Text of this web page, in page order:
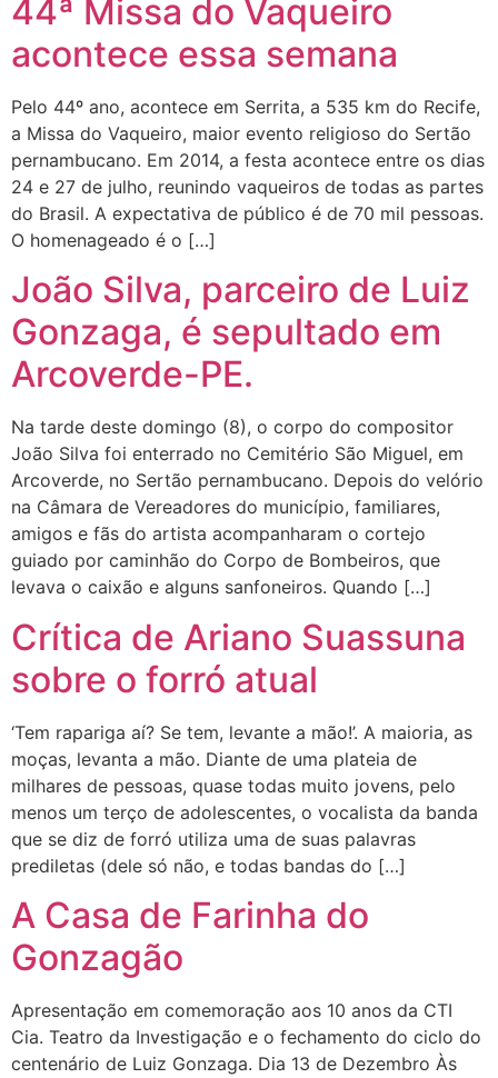
44ª Missa do Vaqueiro
acontece essa semana
Pelo 44º ano, acontece em Serrita, a 535 km do Recife,
a Missa do Vaqueiro, maior evento religioso do Sertão
pernambucano. Em 2014, a festa acontece entre os dias
24 e 27 de julho, reunindo vaqueiros de todas as partes
do Brasil. A expectativa de público é de 70 mil pessoas.
O homenageado é o […]
João Silva, parceiro de Luiz
Gonzaga, é sepultado em
Arcoverde-PE.
Na tarde deste domingo (8), o corpo do compositor
João Silva foi enterrado no Cemitério São Miguel, em
Arcoverde, no Sertão pernambucano. Depois do velório
na Câmara de Vereadores do município, familiares,
amigos e fãs do artista acompanharam o cortejo
guiado por caminhão do Corpo de Bombeiros, que
levava o caixão e alguns sanfoneiros. Quando […]
Crítica de Ariano Suassuna
sobre o forró atual
‘Tem rapariga aí? Se tem, levante a mão!’. A maioria, as
moças, levanta a mão. Diante de uma plateia de
milhares de pessoas, quase todas muito jovens, pelo
menos um terço de adolescentes, o vocalista da banda
que se diz de forró utiliza uma de suas palavras
prediletas (dele só não, e todas bandas do […]
A Casa de Farinha do
Gonzagão
Apresentação em comemoração aos 10 anos da CTI
Cia. Teatro da Investigação e o fechamento do ciclo do
centenário de Luiz Gonzaga. Dia 13 de Dezembro Às